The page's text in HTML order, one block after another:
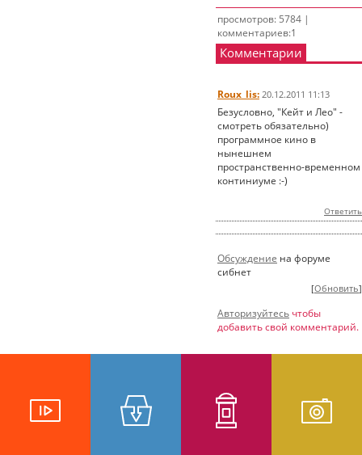
просмотров: 5784 |
комментариев:1
Комментарии
Roux_lis: 20.12.2011 11:13
Безусловно, "Кейт и Лео" -
смотреть обязательно)
программное кино в
нынешнем
пространственно-временном
континиуме :-)
Ответить
Обсуждение на форуме
сибнет
[Обновить]
Авторизуйтесь чтобы
добавить свой комментарий.